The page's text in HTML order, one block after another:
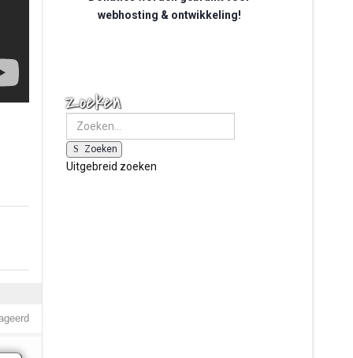
webhosting & ontwikkeling!
Zoeken
Zoeken
Uitgebreid zoeken